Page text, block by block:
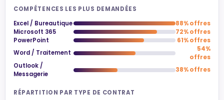
COMPÉTENCES LES PLUS DEMANDÉES
Excel / Bureautique
88% offres
Microsoft 365
72% offres
PowerPoint
61% offres
Word / Traitement
54%
offres
Outlook /
Messagerie
38% offres
RÉPARTITION PAR TYPE DE CONTRAT